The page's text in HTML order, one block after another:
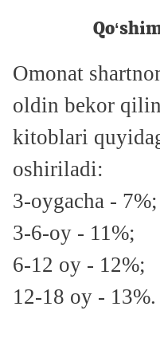
Omonat
oldin bekor
kitoblari
oshiriladi:
3-oygacha - 7%;
3-6-oy - 11%;
6-12 oy - 12%;
12-18 oy - 13%.